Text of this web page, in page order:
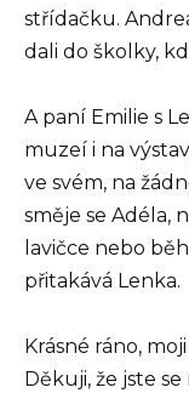
střídačku.
dali do školky,
A paní Emilie s
muzeí i na
ve svém, na
směje se Adéla,
lavičce nebo
přitakává Lenka.
Krásné ráno,
Děkuji, že jste